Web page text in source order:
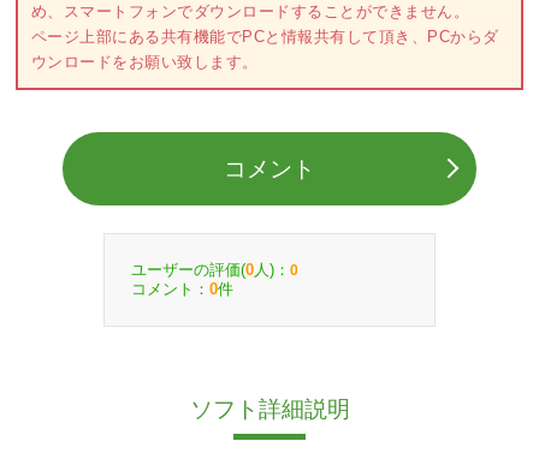
め、スマートフォンでダウンロードすることができません。
ページ上部にある共有機能でPCと情報共有して頂き、PCからダ
ウンロードをお願い致します。
コメント
ユーザーの評価(0 人)： 0
コメント： 0件
ソフト詳細説明